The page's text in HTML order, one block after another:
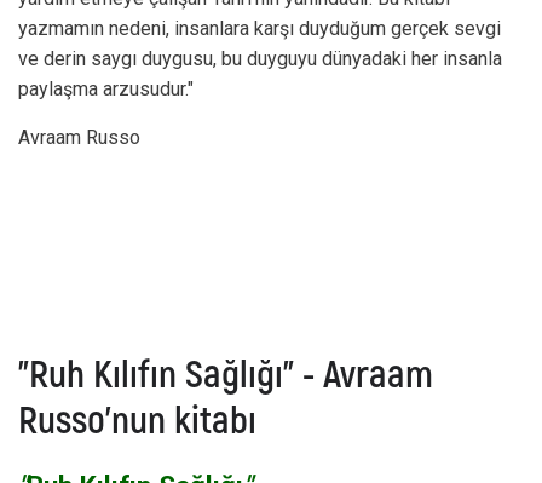
yazmamın nedeni, insanlara karşı duyduğum gerçek sevgi
ve derin saygı duygusu, bu duyguyu dünyadaki her insanla
paylaşma arzusudur."
Avraam Russo
"Ruh Kılıfın Sağlığı" - Avraam
Russo'nun kitabı